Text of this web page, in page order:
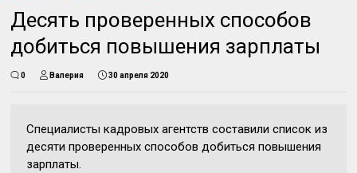
Десять проверенных способов
добиться повышения зарплаты
0 Валерия 30 апреля 2020
Специалисты кадровых агентств составили список из
десяти проверенных способов добиться повышения
зарплаты.